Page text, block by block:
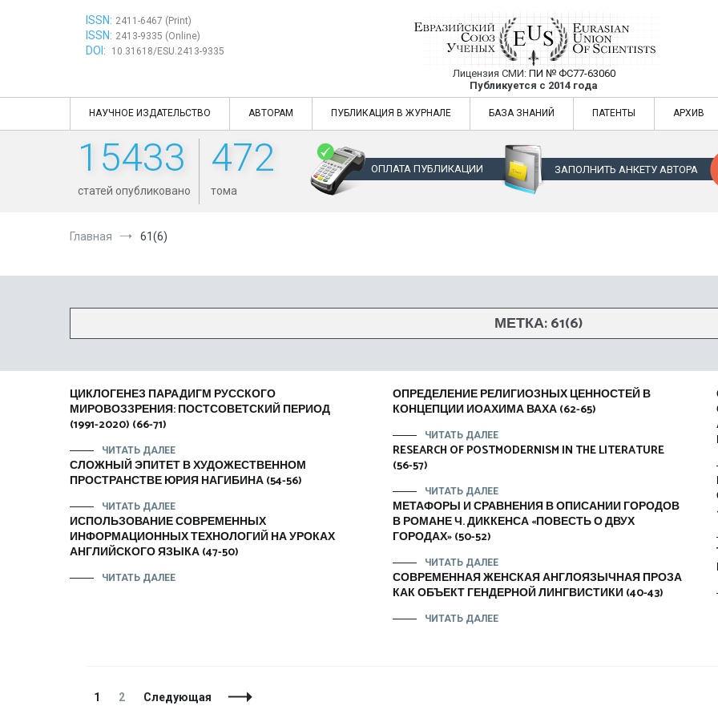
ISSN: 2411-6467 (Print)
ISSN: 2413-9335 (Online)
DOI: 10.31618/ESU.2413-9335
Евразийский Союз Ученых —
Лицензия СМИ: ПИ № ФС77-63060
Публикуется с 2014 года
Евразийский Союз Ученых — публикация научных статей в
НАУЧНОЕ ИЗДАТЕЛЬСТВО АВТОРАМ ПУБЛИКАЦИЯ В ЖУРНАЛЕ БАЗА ЗНАНИЙ ПАТЕНТЫ АРХИВ
15433
статей опубликовано
472
тома
ОПЛАТА ПУБЛИКАЦИИ ЗАПОЛНИТЬ АНКЕТУ АВТОРА
Главная 61(6)
МЕТКА:61(6)
ЦИКЛОГЕНЕЗ ПАРАДИГМ РУССКОГО
МИРОВОЗЗРЕНИЯ: ПОСТСОВЕТСКИЙ ПЕРИОД
(1991-2020) (66-71)
ЧИТАТЬ ДАЛЕЕ
ОПРЕДЕЛЕНИЕ РЕЛИГИОЗНЫХ ЦЕННОСТЕЙ В
КОНЦЕПЦИИ ИОАХИМА ВАХА (62-65)
ЧИТАТЬ ДАЛЕЕ
RESEARCH OF POSTMODERNISM IN THE LITERATURE
(56-57)
ЧИТАТЬ ДАЛЕЕ
СЛОЖНЫЙ ЭПИТЕТ В ХУДОЖЕСТВЕННОМ
ПРОСТРАНСТВЕ ЮРИЯ НАГИБИНА (54-56)
ЧИТАТЬ ДАЛЕЕ
МЕТАФОРЫ И СРАВНЕНИЯ В ОПИСАНИИ ГОРОДОВ
В РОМАНЕ Ч. ДИККЕНСА «ПОВЕСТЬ О ДВУХ
ГОРОДАХ» (50-52)
ЧИТАТЬ ДАЛЕЕ
ИСПОЛЬЗОВАНИЕ СОВРЕМЕННЫХ
ИНФОРМАЦИОННЫХ ТЕХНОЛОГИЙ НА УРОКАХ
АНГЛИЙСКОГО ЯЗЫКА (47-50)
ЧИТАТЬ ДАЛЕЕ
СОВРЕМЕННАЯ ЖЕНСКАЯ АНГЛОЯЗЫЧНАЯ ПРОЗА
КАК ОБЪЕКТ ГЕНДЕРНОЙ ЛИНГВИСТИКИ (40-43)
ЧИТАТЬ ДАЛЕЕ
Навигация
Страница
1 Страница
2 Следующая